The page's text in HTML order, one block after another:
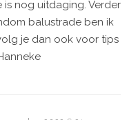
is nog uitdaging. Verder
balustrade ben ik
je dan ook voor tips